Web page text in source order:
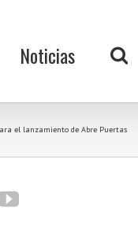
Noticias
el lanzamiento de Abre Puertas